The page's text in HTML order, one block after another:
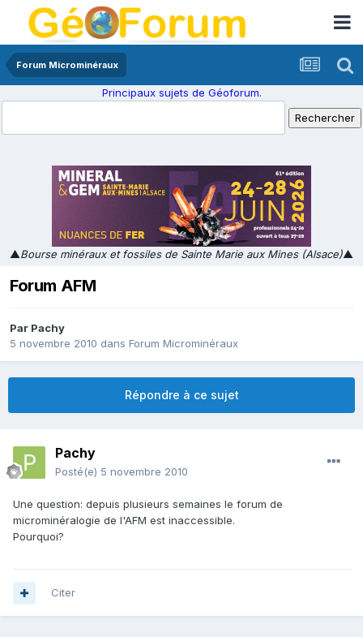
Forum Microminéraux
Principaux sujets de Géoforum.
▲Bourse minéraux et fossiles de Sainte Marie aux Mines (Alsace)▲
Forum AFM
Par Pachy
5 novembre 2010 dans Forum Microminéraux
Répondre à ce sujet
Pachy
Posté(e) 5 novembre 2010
Une question: depuis plusieurs semaines le forum de
microminéralogie de l'AFM est inaccessible.
Pourquoi?
Citer